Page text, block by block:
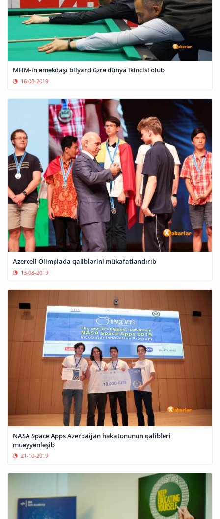
MHM-in əməkdaşı bilyard üzrə dünya ikincisi olub
16-08-2019
Azercell Olimpiada qaliblərini mükafatlandırıb
13-08-2019
NASA Space Apps Azerbaijan hakatonunun qalibləri
müəyyənləşib
21-10-2019